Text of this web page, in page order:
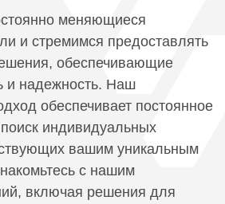
меняющиеся
и стремимся предоставлять
обеспечивающие
и надежность. Наш
обеспечивает постоянное
индивидуальных
вашим уникальным
с нашим
включая решения для